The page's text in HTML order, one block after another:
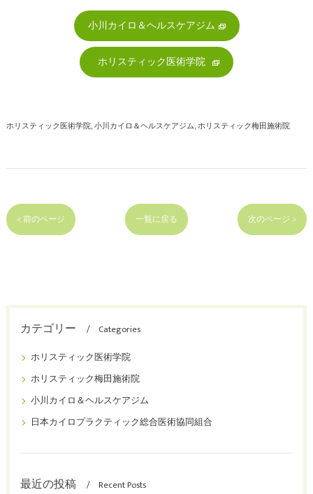
小川カイロ＆ヘルスケアジム
ホリスティック医術学院
ホリスティック医術学院 小川カイロ＆ヘルスケアジム ホリスティック梅田施術院
< 前のページ 一覧に戻る 次のページ >
カテゴリー
Categories
ホリスティック医術学院
ホリスティック梅田施術院
小川カイロ＆ヘルスケアジム
日本カイロプラクティック総合医術協同組合
最近の投稿 Recent Posts